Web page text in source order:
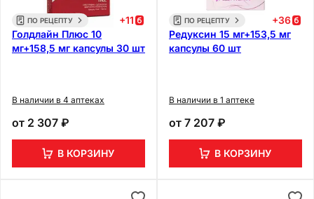
ПО РЕЦЕПТУ +11
Голдлайн Плюс 10
мг+158,5 мг капсулы 30 шт
В наличии в 4 аптеках
от 2 307 ₽
В КОРЗИНУ
ПО РЕЦЕПТУ +36
Редуксин 15 мг+153,5 мг
капсулы 60 шт
В наличии в 1 аптеке
от 7 207 ₽
В КОРЗИНУ